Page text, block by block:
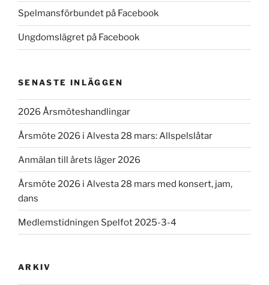
Spelmansförbundet på Facebook
Ungdomslägret på Facebook
SENASTE INLÄGGEN
2026 Årsmöteshandlingar
Årsmöte 2026 i Alvesta 28 mars: Allspelslåtar
Anmälan till årets läger 2026
Årsmöte 2026 i Alvesta 28 mars med konsert, jam,
dans
Medlemstidningen Spelfot 2025-3-4
ARKIV